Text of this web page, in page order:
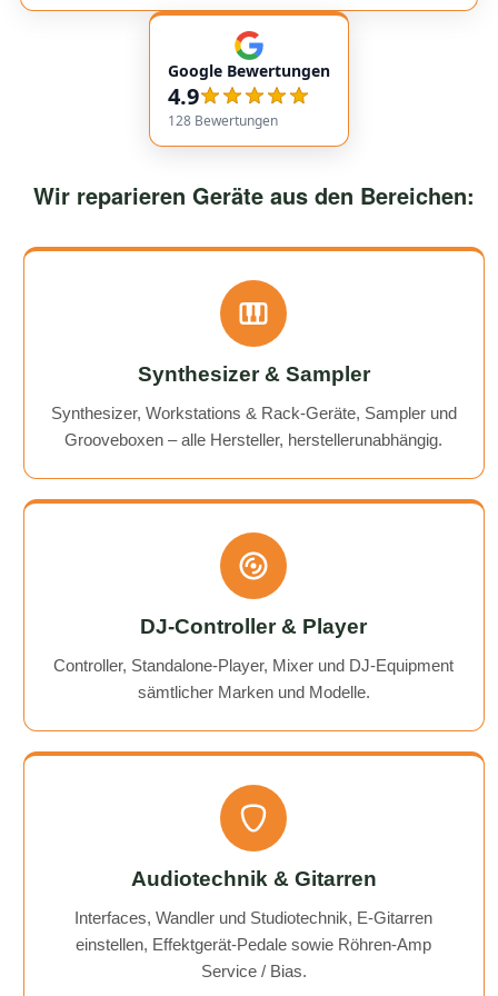
empfehlenswert! Very friendly and professional
communication. Responses came very quickly, and the
service overall was extremely friendly and reliable.
Highly recommended!
Google Bewertungen
4.9
128 Bewertungen
Wir reparieren Geräte aus den Bereichen:
Synthesizer & Sampler
Synthesizer, Workstations & Rack-Geräte, Sampler und
Grooveboxen – alle Hersteller, herstellerunabhängig.
DJ-Controller & Player
Controller, Standalone-Player, Mixer und DJ-Equipment
sämtlicher Marken und Modelle.
Audiotechnik & Gitarren
Interfaces, Wandler und Studiotechnik, E-Gitarren
einstellen, Effektgerät-Pedale sowie Röhren-Amp
Service / Bias.